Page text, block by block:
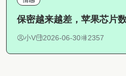
保密越来越差，苹果芯片
小V 2026-06-30 2357